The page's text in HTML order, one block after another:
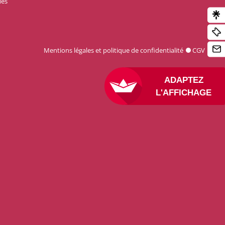
ADAPTEZ
L'AFFICHAGE
Mentions légales et politique de confidentialité CGV